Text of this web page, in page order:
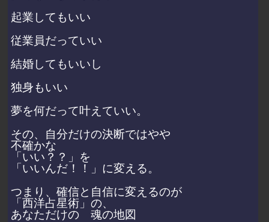
起業してもいい
従業員だっていい
結婚してもいいし
独身もいい
夢を何だって叶えていい。
その、自分だけの決断ではやや
不確かな
「いい？？」を
「いいんだ！！」に変える。
つまり、確信と自信に変えるのが
「西洋占星術」の、
あなただけの 魂の地図